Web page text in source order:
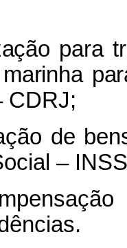
para
CDRJ;
de
–